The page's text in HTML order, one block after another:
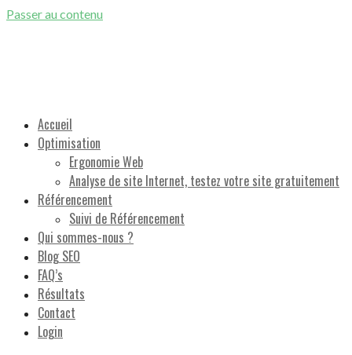
Passer au contenu
Accueil
Optimisation
Ergonomie Web
Analyse de site Internet, testez votre site gratuitement
Référencement
Suivi de Référencement
Qui sommes-nous ?
Blog SEO
FAQ’s
Résultats
Contact
Login